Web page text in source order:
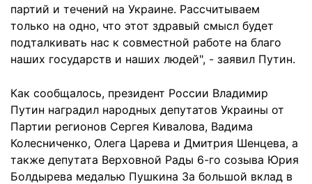
партий и течений на Украине. Рассчитываем
только на одно, что этот здравый смысл будет
подталкивать нас к совместной работе на благо
наших государств и наших людей", - заявил Путин.
Как сообщалось, президент России Владимир
Путин наградил народных депутатов Украины от
Партии регионов Сергея Кивалова, Вадима
Колесниченко, Олега Царева и Дмитрия Шенцева, а
также депутата Верховной Рады 6-го созыва Юрия
Болдырева медалью Пушкина За большой вклад в